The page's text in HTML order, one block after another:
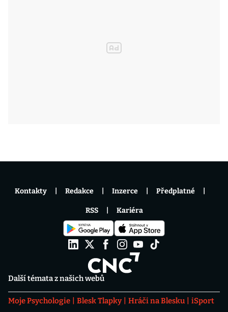
Další témata z našich webů
Moje Psychologie Blesk Tlapky Hráči na Blesku
iSport
Kontakty Redakce Inzerce Předplatné
RSS Kariéra